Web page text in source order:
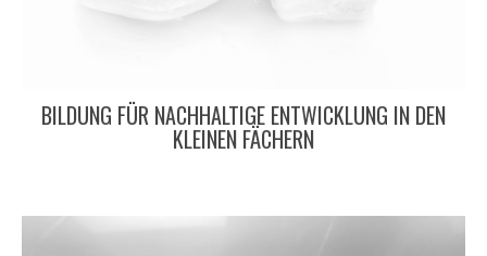
BILDUNG FÜR NACHHALTIGE ENTWICKLUNG IN DEN
KLEINEN FÄCHERN